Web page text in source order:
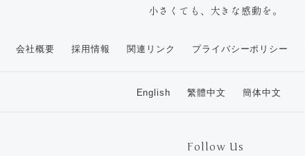
小さくても、大きな感動を。
会社概要 採用情報 関連リンク プライバシーポリシー
English 繁體中文 簡体中文
Follow Us